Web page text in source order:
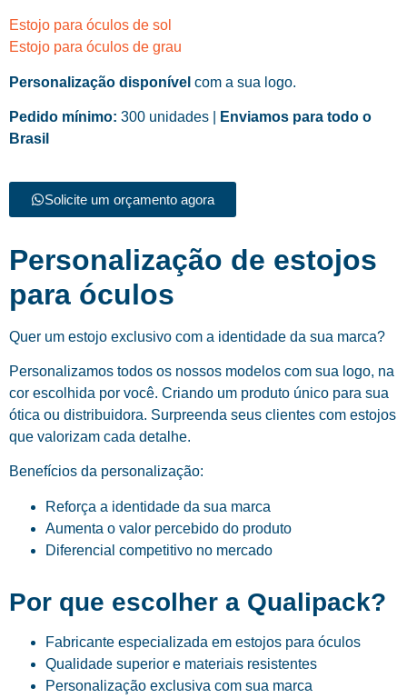
Estojo para óculos de sol
Estojo para óculos de grau
Personalização disponível com a sua logo.
Pedido mínimo: 300 unidades |
Enviamos para todo o
Brasil
Solicite um orçamento agora
Personalização de estojos
para óculos
Quer um estojo exclusivo com a identidade da sua marca?
Personalizamos todos os nossos modelos com sua logo, na
cor escolhida por você. Criando um produto único para sua
ótica ou distribuidora. Surpreenda seus clientes com estojos
que valorizam cada detalhe.
Benefícios da personalização:
Reforça a identidade da sua marca
Aumenta o valor percebido do produto
Diferencial competitivo no mercado
Por que escolher a Qualipack?
Fabricante especializada em estojos para óculos
Qualidade superior e materiais resistentes
Personalização exclusiva com sua marca